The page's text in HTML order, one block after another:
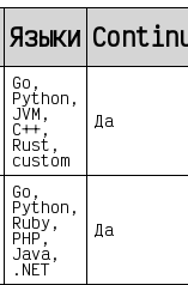
Языки
Go,
Python,
JVM,
C++,
Rust,
custom
Да
Go,
Python,
Ruby,
PHP,
Java,
.NET
Да